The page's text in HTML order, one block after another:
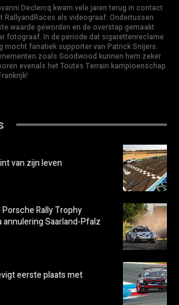
Declercq kwam vele jaren terug in contact
RallyandRaces als videograaf. Ondertussen
waarde geworden en de overstap gemaakt
fotograaf. In de periode dat sigarettenreclame
mocht fanatiek supporter van Patrick Snijers.
zoals Goodwood kunnen hem zeker
evenals het Toutes Terrain kampioenschap
van zijn leven
Rally Trophy
Saarland-Pfalz
eerste plaats met